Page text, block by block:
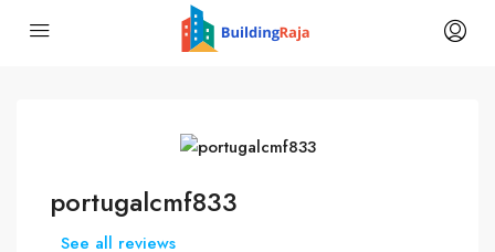
portugalcmf833
See all reviews